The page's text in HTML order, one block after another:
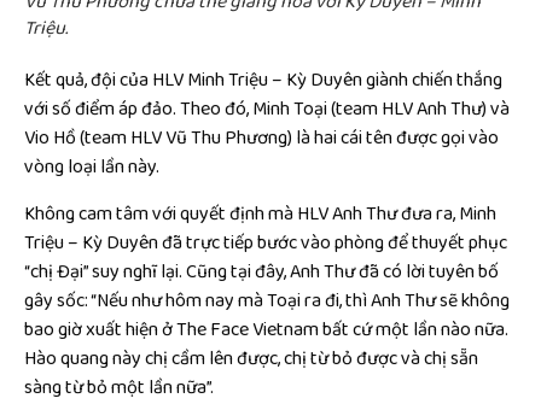
Triệu.
Kết quả, đội của HLV Minh Triệu – Kỳ Duyên giành chiến thắng
với số điểm áp đảo. Theo đó, Minh Toại (team HLV Anh Thư) và
Vio Hồ (team HLV Vũ Thu Phương) là hai cái tên được gọi vào
vòng loại lần này.
Không cam tâm với quyết định mà HLV Anh Thư đưa ra, Minh
Triệu – Kỳ Duyên đã trực tiếp bước vào phòng để thuyết phục
“chị Đại” suy nghĩ lại. Cũng tại đây, Anh Thư đã có lời tuyên bố
gây sốc: “Nếu như hôm nay mà Toại ra đi, thì Anh Thư sẽ không
bao giờ xuất hiện ở The Face Vietnam bất cứ một lần nào nữa.
Hào quang này chị cầm lên được, chị từ bỏ được và chị sẵn
sàng từ bỏ một lần nữa”.